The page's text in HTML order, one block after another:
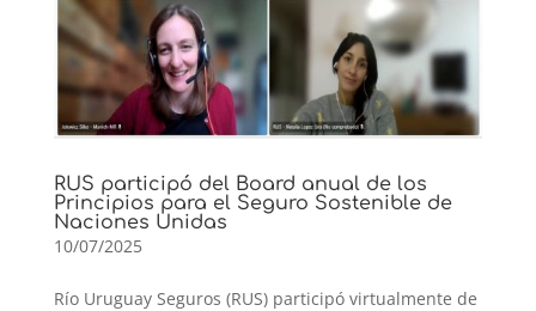
RUS participó del Board anual de los
Principios para el Seguro Sostenible de
Naciones Unidas
10/07/2025
Río Uruguay Seguros (RUS) participó virtualmente de